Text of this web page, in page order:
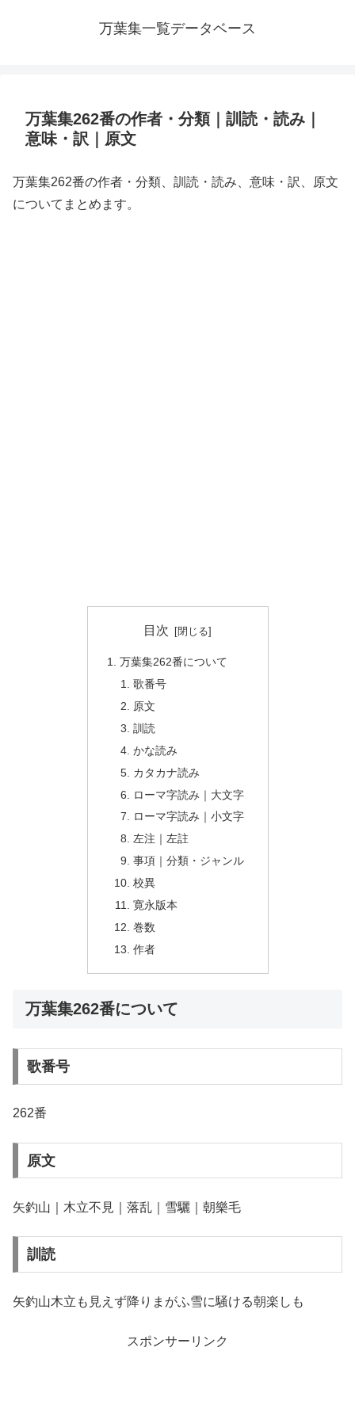
万葉集一覧データベース
万葉集262番の作者・分類｜訓読・読み｜
意味・訳｜原文
万葉集262番の作者・分類、訓読・読み、意味・訳、原文
についてまとめます。
目次
万葉集262番について
歌番号
原文
訓読
かな読み
カタカナ読み
ローマ字読み｜大文字
ローマ字読み｜小文字
左注｜左註
事項｜分類・ジャンル
校異
寛永版本
巻数
作者
万葉集262番について
歌番号
262番
原文
矢釣山｜木立不見｜落乱｜雪驪｜朝樂毛
訓読
矢釣山木立も見えず降りまがふ雪に騒ける朝楽しも
スポンサーリンク